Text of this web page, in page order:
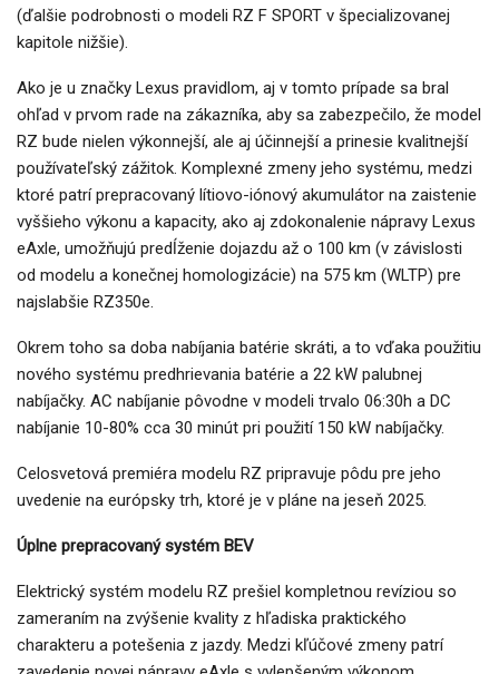
(ďalšie podrobnosti o modeli RZ F SPORT v špecializovanej
kapitole nižšie).
Ako je u značky Lexus pravidlom, aj v tomto prípade sa bral
ohľad v prvom rade na zákazníka, aby sa zabezpečilo, že model
RZ bude nielen výkonnejší, ale aj účinnejší a prinesie kvalitnejší
používateľský zážitok. Komplexné zmeny jeho systému, medzi
ktoré patrí prepracovaný lítiovo-iónový akumulátor na zaistenie
vyššieho výkonu a kapacity, ako aj zdokonalenie nápravy Lexus
eAxle, umožňujú predĺženie dojazdu až o 100 km (v závislosti
od modelu a konečnej homologizácie) na 575 km (WLTP) pre
najslabšie RZ350e.
Okrem toho sa doba nabíjania batérie skráti, a to vďaka použitiu
nového systému predhrievania batérie a 22 kW palubnej
nabíjačky. AC nabíjanie pôvodne v modeli trvalo 06:30h a DC
nabíjanie 10-80% cca 30 minút pri použití 150 kW nabíjačky.
Celosvetová premiéra modelu RZ pripravuje pôdu pre jeho
uvedenie na európsky trh, ktoré je v pláne na jeseň 2025.
Úplne prepracovaný systém BEV
Elektrický systém modelu RZ prešiel kompletnou revíziou so
zameraním na zvýšenie kvality z hľadiska praktického
charakteru a potešenia z jazdy. Medzi kľúčové zmeny patrí